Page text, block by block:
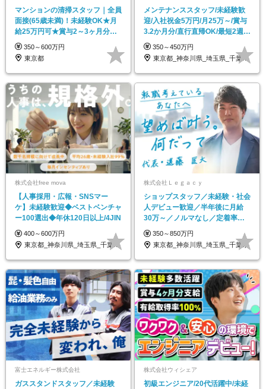
マンションの清掃スタッフ｜全員
面接(65歳未満)！未経験OK★月
給25万円可★賞与2～3ヶ月分の
実績★町田勤務
350～600万円
東京都
メンテナンススタッフ/未経験歓
迎/入社祝金5万円/月25万～/賞与
3.2か月分/直行直帰OK/最短2週間
で内定
350～450万円
東京都_神奈川県_埼玉県_千葉県_愛知県
株式会社free mova
【人事採用・広報・SNSマー
ケ】未経験歓迎◆ベストベンチャ
ー100選出◆年休120日以上/4JIN
400～600万円
東京都_神奈川県_埼玉県_千葉県_大阪府…
株式会社Ｌｅｇａｃｙ
ショップスタッフ／未経験・社会
人デビュー歓迎／半年後に月給
30万～／ノルマなし／定着率
100％／残業基本なし
350～850万円
東京都_神奈川県_埼玉県_千葉県
富士エネルギー株式会社
ガススタンドスタッフ／未経験
株式会社ウィシェア
初級エンジニア/20代活躍中/未経